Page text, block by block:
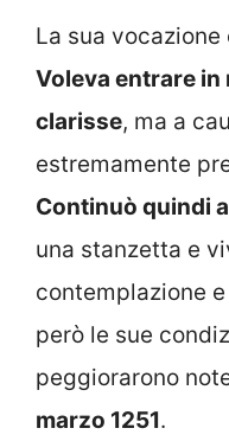
La sua
Voleva entrare
clarisse, ma a
estremamente
Continuò quindi
una stanzetta e
contemplazione
però le sue
peggiorarono
marzo 1251.